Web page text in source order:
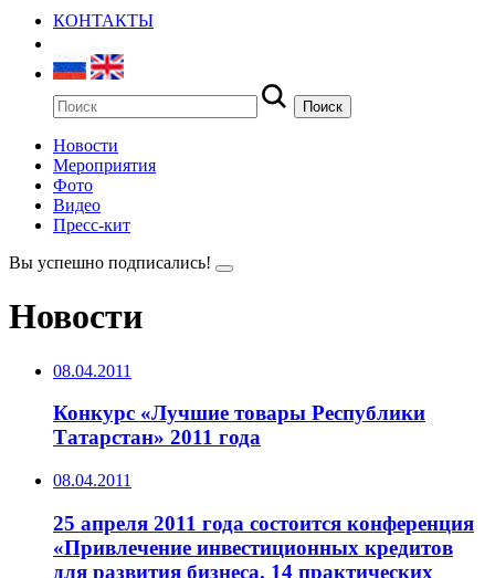
КОНТАКТЫ
Новости
Мероприятия
Фото
Видео
Пресс-кит
Вы успешно подписались!
Новости
08.04.2011
Конкурс «Лучшие товары Республики
Татарстан» 2011 года
08.04.2011
25 апреля 2011 года состоится конференция
«Привлечение инвестиционных кредитов
для развития бизнеса. 14 практических